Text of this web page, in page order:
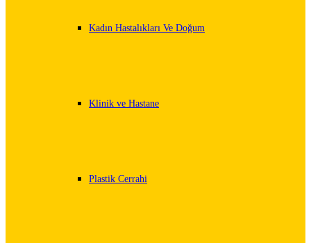
Kadın Hastalıkları Ve Doğum
Klinik ve Hastane
Plastik Cerrahi